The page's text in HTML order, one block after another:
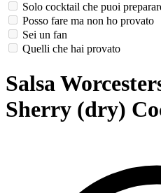
Solo cocktail che puoi
Posso fare ma non ho provato
Sei un fan
Quelli che hai provato
Salsa
Sherry (dry)